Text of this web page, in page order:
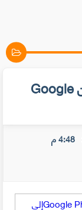
كيفية نقل الوسائط الخاصة بك من Google
4:48 م